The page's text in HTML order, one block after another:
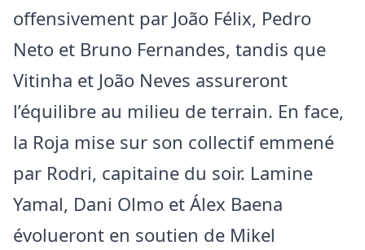
offensivement par João Félix, Pedro
Neto et Bruno Fernandes, tandis que
Vitinha et João Neves assureront
l’équilibre au milieu de terrain. En face,
la Roja mise sur son collectif emmené
par Rodri, capitaine du soir. Lamine
Yamal, Dani Olmo et Álex Baena
évolueront en soutien de Mikel